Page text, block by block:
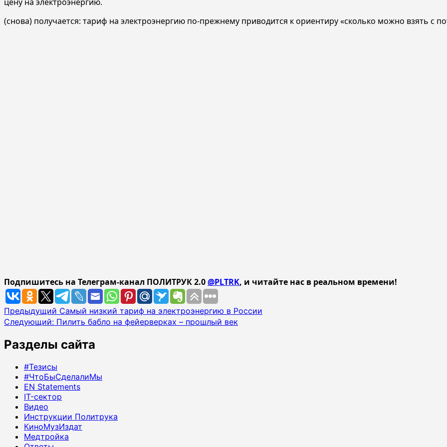
(снова) получается: тариф на электроэнергию по-прежнему приводится к ориентиру «сколько можно взять с
Подпишитесь на Телеграм-канал ПОЛИТРУК 2.0@PLTRK, и читайте нас в реальном времени!
Навигация
записи
Предыдущий Самый низкий тариф на электроэнергию в России
Следующий: Пилить бабло на фейерверках – прошлый век
Разделы сайта
#Тезисы
#ЧтоБыСделалиМы
EN Statements
IT-сектор
Видео
Инструкции Политрука
КиноМузИздат
Медтройка